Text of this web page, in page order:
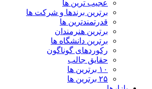
عجیب ترین ها
برترین برندها و شرکت ها
قدرتمندترین ها
برترین هنرمندان
برترین دانشگاه ها
رکوردهای گوناگون
حقایق جالب
۱۰ برترین ها
۲۵ برترین ها